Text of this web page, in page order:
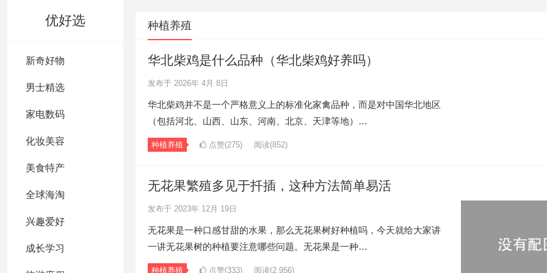
优好选
新奇好物
男士精选
家电数码
化妆美容
美食特产
全球海淘
兴趣爱好
成长学习
种植养殖
华北柴鸡是什么品种（华北柴鸡好养吗）
发布于 2026年 4月 8日
华北柴鸡并不是一个严格意义上的标准化家禽品种，而是对中国华北地区
（包括河北、山西、山东、河南、北京、天津等地）…
种植养殖 点赞(275) 阅读(852)
无花果繁殖多见于扦插，这种方法简单易活
发布于 2023年 12月 19日
无花果是一种口感甘甜的水果，那么无花果树好种植吗，今天就给大家讲
一讲无花果树的种植要注意哪些问题。无花果是一种…
种植养殖 点赞(333) 阅读(2,956)